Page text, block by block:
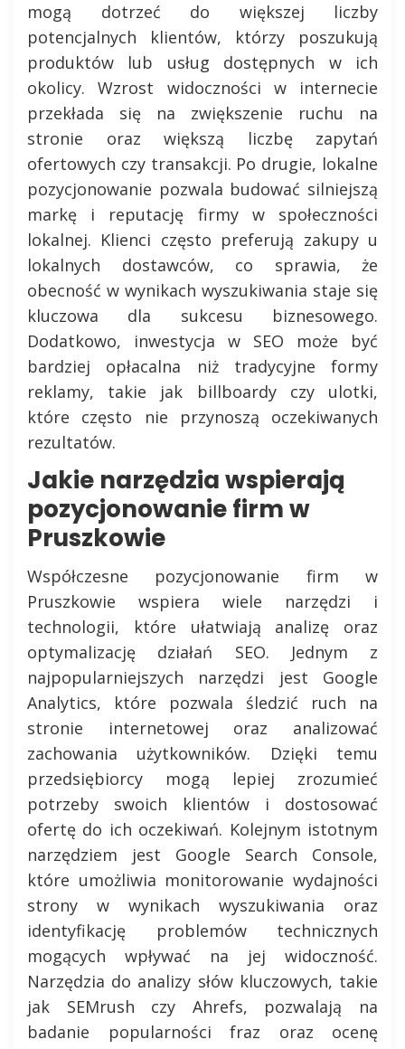
mogą dotrzeć do większej liczby
potencjalnych klientów, którzy poszukują
produktów lub usług dostępnych w ich
okolicy. Wzrost widoczności w internecie
przekłada się na zwiększenie ruchu na
stronie oraz większą liczbę zapytań
ofertowych czy transakcji. Po drugie, lokalne
pozycjonowanie pozwala budować silniejszą
markę i reputację firmy w społeczności
lokalnej. Klienci często preferują zakupy u
lokalnych dostawców, co sprawia, że
obecność w wynikach wyszukiwania staje się
kluczowa dla sukcesu biznesowego.
Dodatkowo, inwestycja w SEO może być
bardziej opłacalna niż tradycyjne formy
reklamy, takie jak billboardy czy ulotki,
które często nie przynoszą oczekiwanych
rezultatów.
Jakie narzędzia wspierają
pozycjonowanie firm w
Pruszkowie
Współczesne pozycjonowanie firm w
Pruszkowie wspiera wiele narzędzi i
technologii, które ułatwiają analizę oraz
optymalizację działań SEO. Jednym z
najpopularniejszych narzędzi jest Google
Analytics, które pozwala śledzić ruch na
stronie internetowej oraz analizować
zachowania użytkowników. Dzięki temu
przedsiębiorcy mogą lepiej zrozumieć
potrzeby swoich klientów i dostosować
ofertę do ich oczekiwań. Kolejnym istotnym
narzędziem jest Google Search Console,
które umożliwia monitorowanie wydajności
strony w wynikach wyszukiwania oraz
identyfikację problemów technicznych
mogących wpływać na jej widoczność.
Narzędzia do analizy słów kluczowych, takie
jak SEMrush czy Ahrefs, pozwalają na
badanie popularności fraz oraz ocenę